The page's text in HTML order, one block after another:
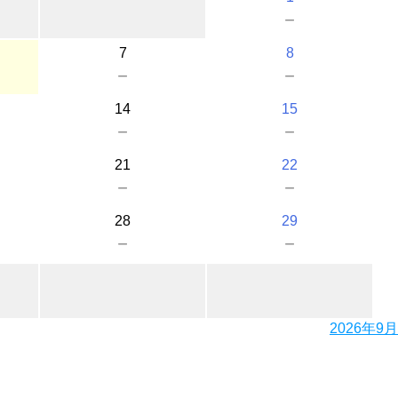
－
7
－
8
－
14
－
15
－
21
－
22
－
28
－
29
－
2026年9月